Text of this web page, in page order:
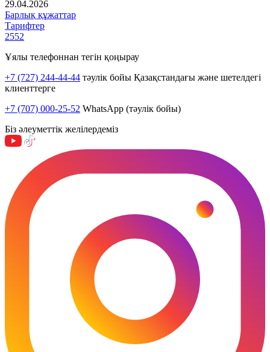
29.04.2026
Барлық құжаттар
Тарифтер
2552
Ұялы телефоннан тегін қоңырау
+7 (727) 244-44-44 тәулік бойы Қазақстандағы және шетелдегі
клиенттерге
+7 (707) 000-25-52 WhatsApp (тәулік бойы)
Біз әлеуметтік желілердеміз